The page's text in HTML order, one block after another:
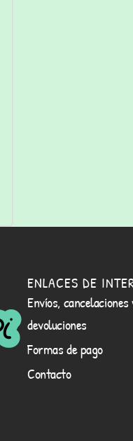
ENLACES DE
Envíos, cancelaciones
devoluciones
Formas de pago
Contacto